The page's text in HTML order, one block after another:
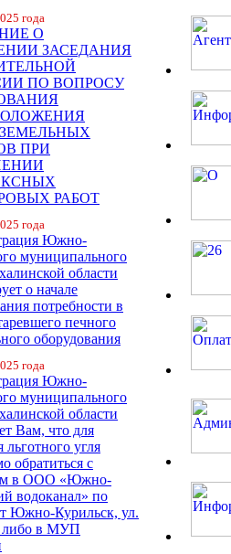
года
О
ЗАСЕДАНИЯ
ПО ВОПРОСУ
ПРИ
РАБОТ
года
Южно-
муниципального
области
о начале
потребности в
печного
оборудования
года
Южно-
муниципального
области
Вам, что для
льготного угля
обратиться с
в ООО «Южно-
водоканал» по
Южно-Курильск, ул.
либо в МУП